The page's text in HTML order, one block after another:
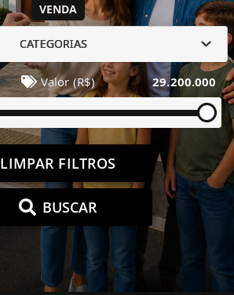
VENDA
CATEGORIAS
Valor (R$) 29.200.000
LIMPAR FILTROS
BUSCAR